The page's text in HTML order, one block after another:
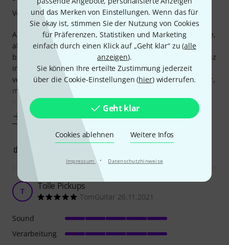
und das Merken von Einstellungen. Wenn das für
Sie okay ist, stimmen Sie der Nutzung von Cookies
für Präferenzen, Statistiken und Marketing
einfach durch einen Klick auf „Geht klar“ zu (alle
anzeigen).
Sie können Ihre erteilte Zustimmung jederzeit
über die Cookie-Einstellungen (hier) widerrufen.
Geht klar
Cookies ablehnen Weitere Infos
Impressum · Datenschutzhinweise
Am Standard Tele, Erle-Body, RW-Hals: Schöner vintage-like,
aber noch ausreichend mittiger Neck-Sound, ein echt
bissiger, schmutziger Bridge-PU, eine hervorragende Allianz
in der Parallelschaltung, die von beiden wirklich das beste
vereint. Und beim 4Way noch ein zusätzlicher echt rockiger,
mittiger komprimierter Sound durch die serielle
Verschaltung, Alles vom Output
Mehr anzeigen
Verarbeitung
BEWERTUNG MELDEN
T Tolle Pickups
TomGuitar 26.11.2021
Sound
Verarbeitung